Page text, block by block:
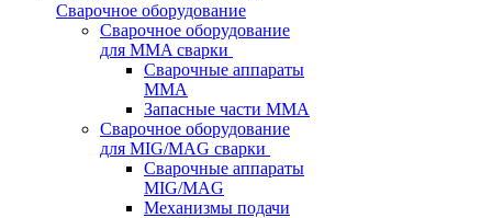
Сварочное оборудование
Сварочное оборудование
для MMA сварки
Сварочные аппараты
MMA
Запасные части MMA
Сварочное оборудование
для MIG/MAG сварки
Сварочные аппараты
MIG/MAG
Механизмы подачи